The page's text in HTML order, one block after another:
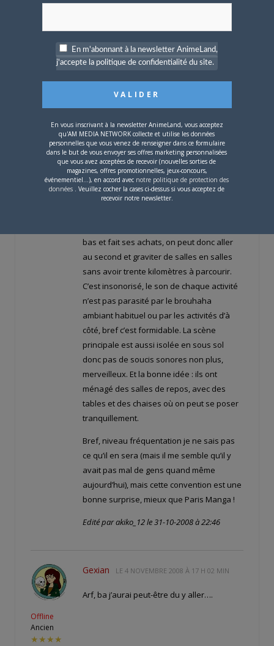
mon passage, elle était déjà partie o_O !!)
J’ai bien apprécié l’espace jeunes
créateurs, assez développé : on y voit des
La convention en elle-même est aussi bien
faite au niveau du plan, avec toutes les
boutiques en rez-de-chaussée, les
fanzines et jeux vidéo au premier étage, et
toutes les activités dans des salles
indépendantes au deuxième (salle
musique avec karaoké quasiment
permanent, salle d’activité avec les
bas et fait ses achats, on peut donc aller
au second et graviter de salles en salles
sans avoir trente kilomètres à parcourir.
C’est insonorisé, le son de chaque activité
n’est pas parasité par le brouhaha
ambiant habituel ou par les activités d’à
côté, bref c’est formidable. La scène
principale est aussi isolée en sous sol
donc pas de soucis sonores non plus,
merveilleux. Et la bonne idée : ils ont
ménagé des salles de repos, avec des
tables et des chaises où on peut se poser
tranquillement.
Bref, niveau fréquentation je ne sais pas
ce qu’il en sera (mais il me semble qu’il y
avait pas mal de gens quand même
aujourd’hui), mais cette convention est une
bonne surprise, mieux que Paris Manga !
Edité par akiko_12 le 31-10-2008 à 22:46
Offline
Ancien
★★★★
Gexian LE 4 NOVEMBRE 2008 À 17 H 02 MIN
Arf, ba j’aurai peut-être du y aller….
En m'abonnant à la newsletter AnimeLand,
j'accepte la politique de confidentialité du site.
En vous inscrivant à la newsletter AnimeLand, vous acceptez
qu'AM MEDIA NETWORK collecte et utilise les données
personnelles que vous venez de renseigner dans ce formulaire
dans le but de vous envoyer ses offres marketing personnalisées
que vous avez acceptées de recevoir (nouvelles sorties de
magazines, offres promotionnelles, jeux-concours,
événementiel...), en accord avec notre politique de protection des
données . Veuillez cocher la cases ci-dessus si vous acceptez de
recevoir notre newsletter.